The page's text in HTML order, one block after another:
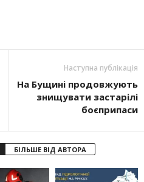
Наступна публікація
На Бущині продовжують
знищувати застарілі
боєприпаси
БІЛЬШЕ ВІД АВТОРА